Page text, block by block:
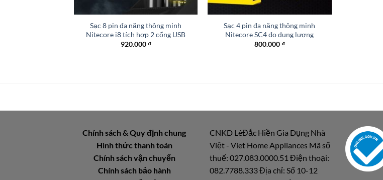
Sạc 8 pin đa năng thông minh
Nitecore i8 tích hợp 2 cổng USB
920.000₫
+
Sạc 4 pin đa năng thông minh
Nitecore SC4 đo dung lượng
800.000₫
Chính sách & Quy định chung
Hình thức thanh toán
Chính sách vận chuyển
Chính sách bảo hành
CNKD LêĐắc Hiền Gia Dụng Nhà
Việt - Viet Home Appliances Mã số
thuế: 027.083.0000.51 Điện thoại:
082.7788.333 Địa chỉ: Số 10-12